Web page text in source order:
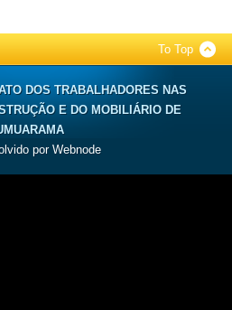
To Top
DOS TRABALHADORES NAS
E DO MOBILIÁRIO DE
por Webnode